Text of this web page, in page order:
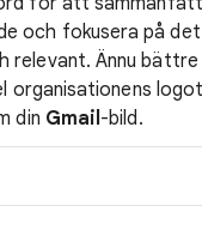
och fokusera på
relevant. Ännu
organisationens
din Gmail-bild.